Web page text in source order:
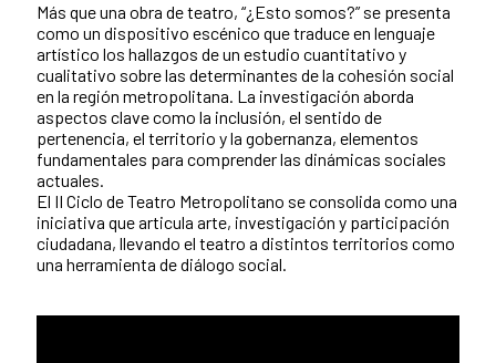
Más que una obra de teatro, “¿Esto somos?” se presenta
como un dispositivo escénico que traduce en lenguaje
artístico los hallazgos de un estudio cuantitativo y
cualitativo sobre las determinantes de la cohesión social
en la región metropolitana. La investigación aborda
aspectos clave como la inclusión, el sentido de
pertenencia, el territorio y la gobernanza, elementos
fundamentales para comprender las dinámicas sociales
actuales.
El II Ciclo de Teatro Metropolitano se consolida como una
iniciativa que articula arte, investigación y participación
ciudadana, llevando el teatro a distintos territorios como
una herramienta de diálogo social.